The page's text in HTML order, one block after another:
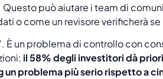
può aiutare i team di
o come un revisore verificherà
È un problema di controllo con
il 58% degli investitori dà
problema più serio rispetto a